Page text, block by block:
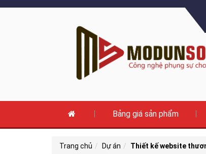
Bảng giá sản phẩm
Trang chủ Dự án Thiết kế website